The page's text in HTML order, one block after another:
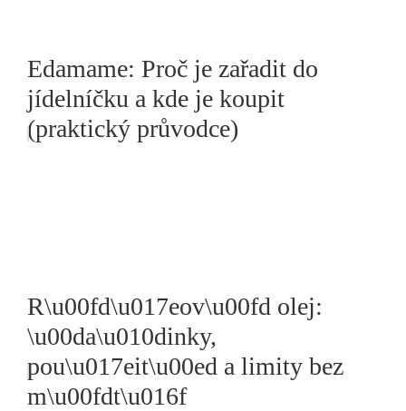
Edamame: Proč je zařadit do
jídelníčku a kde je koupit
(praktický průvodce)
R\u00fd\u017eov\u00fd olej:
\u00da\u010dinky,
pou\u017eit\u00ed a limity bez
m\u00fdt\u016f